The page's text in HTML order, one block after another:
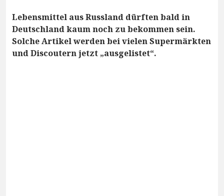
Lebensmittel aus Russland dürften bald in
Deutschland kaum noch zu bekommen sein.
Solche Artikel werden bei vielen Supermärkten
und Discoutern jetzt „ausgelistet“.